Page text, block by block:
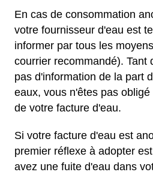
En cas de consommation
votre fournisseur d'eau est
informer par tous les
courrier recommandé). Tant
pas d'information de la part
eaux, vous n'êtes pas
de votre facture d'eau.
Si votre facture d'eau est
premier réflexe à adopter
avez une fuite d'eau dans